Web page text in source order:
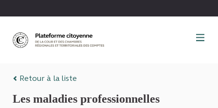
Retour à la liste
Les maladies professionnelles